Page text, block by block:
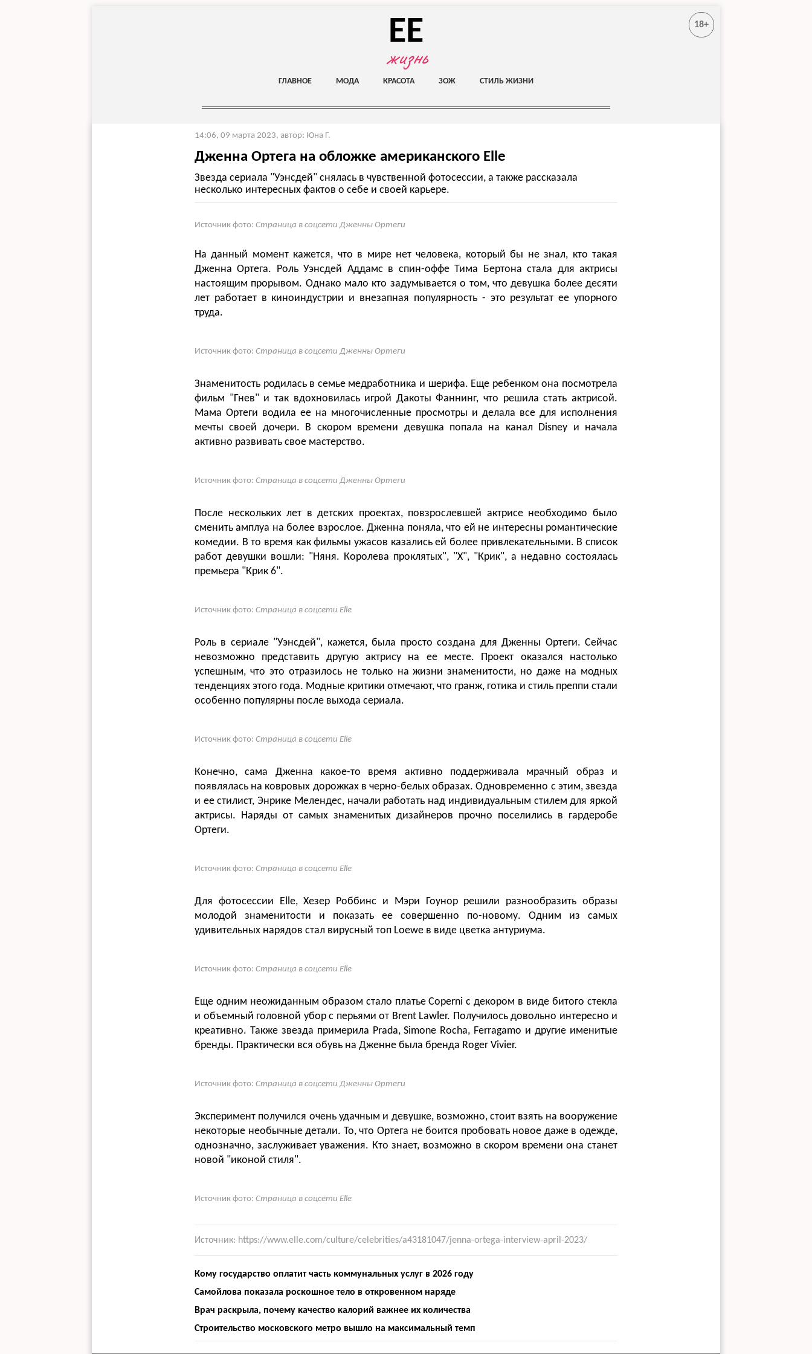
EE
жизнь
18+
ГЛАВНОЕ МОДА КРАСОТА ЗОЖ СТИЛЬ ЖИЗНИ
14:06, 09 марта 2023, автор: Юна Г.
Дженна Ортега на обложке американского Elle
Звезда сериала "Уэнсдей" снялась в чувственной фотосессии, а также рассказала
несколько интересных фактов о себе и своей карьере.
Источник фото: Страница в соцсети Дженны Ортеги
На данный момент кажется, что в мире нет человека, который бы не знал, кто такая
Дженна Ортега. Роль Уэнсдей Аддамс в спин-оффе Тима Бертона стала для актрисы
настоящим прорывом. Однако мало кто задумывается о том, что девушка более десяти
лет работает в киноиндустрии и внезапная популярность - это результат ее упорного
труда.
Источник фото: Страница в соцсети Дженны Ортеги
Знаменитость родилась в семье медработника и шерифа. Еще ребенком она посмотрела
фильм "Гнев" и так вдохновилась игрой Дакоты Фаннинг, что решила стать актрисой.
Мама Ортеги водила ее на многочисленные просмотры и делала все для исполнения
мечты своей дочери. В скором времени девушка попала на канал Disney и начала
активно развивать свое мастерство.
Источник фото: Страница в соцсети Дженны Ортеги
После нескольких лет в детских проектах, повзрослевшей актрисе необходимо было
сменить амплуа на более взрослое. Дженна поняла, что ей не интересны романтические
комедии. В то время как фильмы ужасов казались ей более привлекательными. В список
работ девушки вошли: "Няня. Королева проклятых", "Х", "Крик", а недавно состоялась
премьера "Крик 6".
Источник фото: Страница в соцсети Elle
Роль в сериале "Уэнсдей", кажется, была просто создана для Дженны Ортеги. Сейчас
невозможно представить другую актрису на ее месте. Проект оказался настолько
успешным, что это отразилось не только на жизни знаменитости, но даже на модных
тенденциях этого года. Модные критики отмечают, что гранж, готика и стиль преппи стали
особенно популярны после выхода сериала.
Источник фото: Страница в соцсети Elle
Конечно, сама Дженна какое-то время активно поддерживала мрачный образ и
появлялась на ковровых дорожках в черно-белых образах. Одновременно с этим, звезда
и ее стилист, Энрике Мелендес, начали работать над индивидуальным стилем для яркой
актрисы. Наряды от самых знаменитых дизайнеров прочно поселились в гардеробе
Ортеги.
Источник фото: Страница в соцсети Elle
Для фотосессии Elle, Хезер Роббинс и Мэри Гоунор решили разнообразить образы
молодой знаменитости и показать ее совершенно по-новому. Одним из самых
удивительных нарядов стал вирусный топ Loewe в виде цветка антуриума.
Источник фото: Страница в соцсети Elle
Еще одним неожиданным образом стало платье Coperni с декором в виде битого стекла
и объемный головной убор с перьями от Brent Lawler. Получилось довольно интересно и
креативно. Также звезда примерила Prada, Simone Rocha, Ferragamo и другие именитые
бренды. Практически вся обувь на Дженне была бренда Roger Vivier.
Источник фото: Страница в соцсети Дженны Ортеги
Эксперимент получился очень удачным и девушке, возможно, стоит взять на вооружение
некоторые необычные детали. То, что Ортега не боится пробовать новое даже в одежде,
однозначно, заслуживает уважения. Кто знает, возможно в скором времени она станет
новой "иконой стиля".
Источник фото: Страница в соцсети Elle
Источник: https://www.elle.com/culture/celebrities/a43181047/jenna-ortega-interview-april-2023/
Кому государство оплатит часть коммунальных услуг в 2026 году
Самойлова показала роскошное тело в откровенном наряде
Врач раскрыла, почему качество калорий важнее их количества
Строительство московского метро вышло на максимальный темп